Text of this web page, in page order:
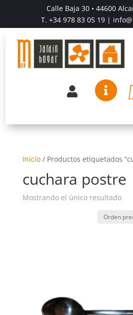
Calle Baja 30 • 44600
T. +34 978 83 05 19|
 
Inicio/ Productos etiquetados
cuchara postre
Mostrando el único resultado